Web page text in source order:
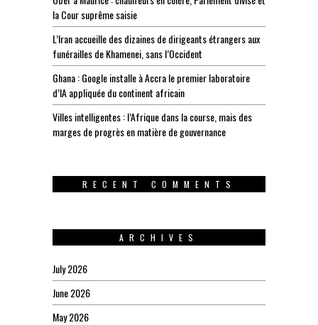
la Cour suprême saisie
L’Iran accueille des dizaines de dirigeants étrangers aux
funérailles de Khamenei, sans l’Occident
Ghana : Google installe à Accra le premier laboratoire
d’IA appliquée du continent africain
Villes intelligentes : l’Afrique dans la course, mais des
marges de progrès en matière de gouvernance
RECENT COMMENTS
ARCHIVES
July 2026
June 2026
May 2026